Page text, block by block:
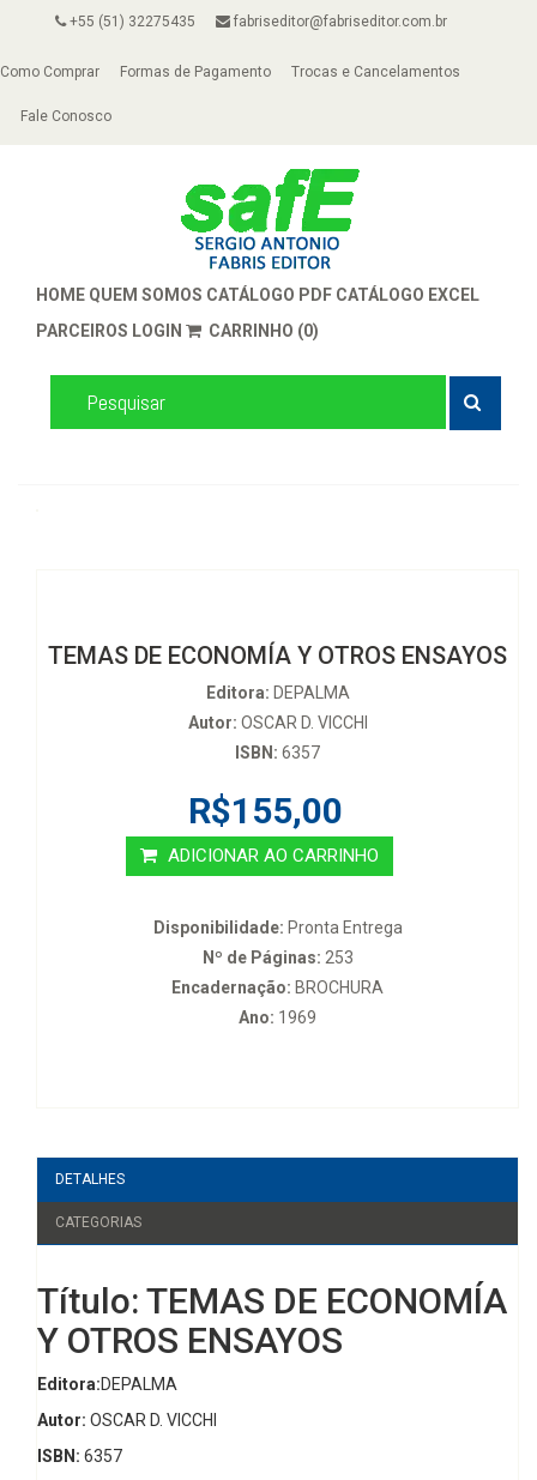
+55 (51) 32275435 fabriseditor@fabriseditor.com.br
Como Comprar Formas de Pagamento Trocas e Cancelamentos
Fale Conosco
HOME QUEM SOMOS CATÁLOGO PDF CATÁLOGO EXCEL
PARCEIROS LOGIN CARRINHO (0)
TEMAS DE ECONOMÍA Y OTROS ENSAYOS
Editora: DEPALMA
Autor: OSCAR D. VICCHI
ISBN: 6357
R$155,00
ADICIONAR AO CARRINHO
Disponibilidade: Pronta Entrega
Nº de Páginas: 253
Encadernação: BROCHURA
Ano: 1969
DETALHES
CATEGORIAS
Título: TEMAS DE ECONOMÍA
Y OTROS ENSAYOS
Editora:DEPALMA
Autor: OSCAR D. VICCHI
ISBN: 6357